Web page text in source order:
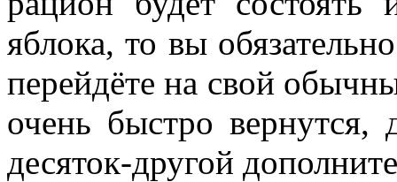
яблока, то вы
перейдёте на свой
очень быстро
десяток-другой